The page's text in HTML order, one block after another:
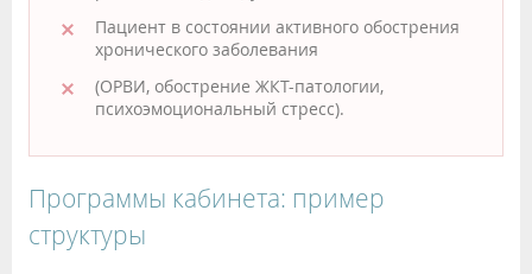
Пациент в состоянии активного обострения
хронического заболевания
(ОРВИ, обострение ЖКТ-патологии,
психоэмоциональный стресс).
Программы кабинета: пример
структуры